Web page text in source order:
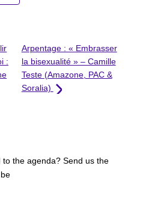
:
Arpentage : « Embrasser
la bisexualité » – Camille
Teste (Amazone, PAC &
Soralia)
the agenda? Send us the